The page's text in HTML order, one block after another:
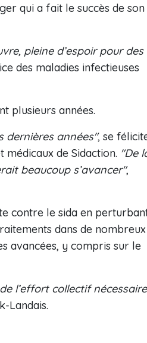
qui a fait le succès de son
pleine d’espoir pour des
des maladies infectieuses
plusieurs années.
dernières années", se
de Sidaction. "De
beaucoup s’avancer",
contre le sida en
dans de nombreux
avancées, y compris sur le
l’effort collectif nécessaire
Landais.